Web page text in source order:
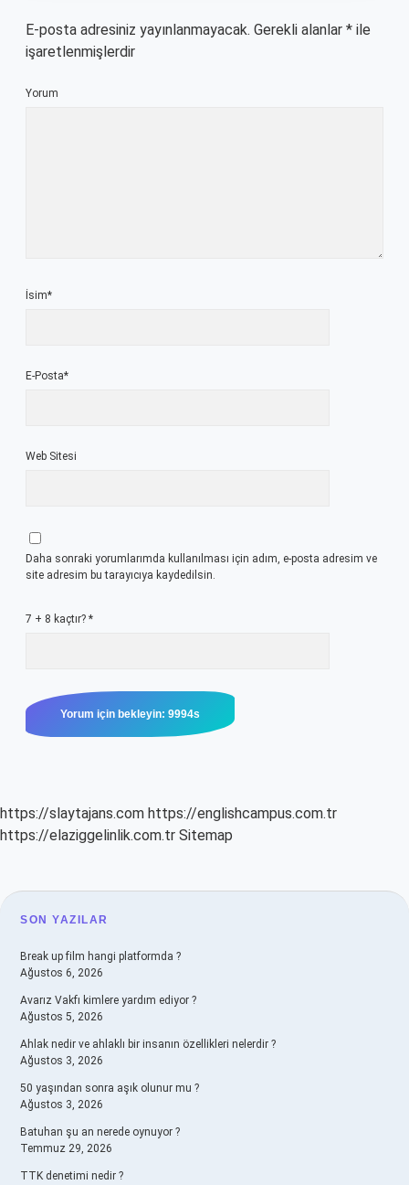
E-posta adresiniz yayınlanmayacak. Gerekli alanlar * ile
işaretlenmişlerdir
Yorum
İsim*
E-Posta*
Web Sitesi
Daha sonraki yorumlarımda kullanılması için adım, e-posta adresim ve
site adresim bu tarayıcıya kaydedilsin.
7 + 8 kaçtır? *
https://slaytajans.com https://englishcampus.com.tr
https://elaziggelinlik.com.tr Sitemap
SIDEBAR
SON YAZILAR
Break up film hangi platformda ?
Ağustos 6, 2026
Avarız Vakfı kimlere yardım ediyor ?
Ağustos 5, 2026
Ahlak nedir ve ahlaklı bir insanın özellikleri nelerdir ?
Ağustos 3, 2026
50 yaşından sonra aşık olunur mu ?
Ağustos 3, 2026
Batuhan şu an nerede oynuyor ?
Temmuz 29, 2026
TTK denetimi nedir ?